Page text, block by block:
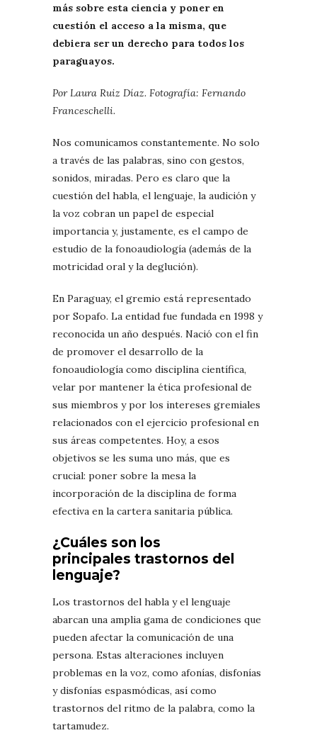
más sobre esta ciencia y poner en
cuestión el acceso a la misma, que
debiera ser un derecho para todos los
paraguayos.
Por Laura Ruiz Díaz. Fotografía: Fernando
Franceschelli.
Nos comunicamos constantemente. No solo
a través de las palabras, sino con gestos,
sonidos, miradas. Pero es claro que la
cuestión del habla, el lenguaje, la audición y
la voz cobran un papel de especial
importancia y, justamente, es el campo de
estudio de la fonoaudiología (además de la
motricidad oral y la deglución).
En Paraguay, el gremio está representado
por Sopafo. La entidad fue fundada en 1998 y
reconocida un año después. Nació con el fin
de promover el desarrollo de la
fonoaudiología como disciplina científica,
velar por mantener la ética profesional de
sus miembros y por los intereses gremiales
relacionados con el ejercicio profesional en
sus áreas competentes. Hoy, a esos
objetivos se les suma uno más, que es
crucial: poner sobre la mesa la
incorporación de la disciplina de forma
efectiva en la cartera sanitaria pública.
¿Cuáles son los
principales trastornos del
lenguaje?
Los trastornos del habla y el lenguaje
abarcan una amplia gama de condiciones que
pueden afectar la comunicación de una
persona. Estas alteraciones incluyen
problemas en la voz, como afonías, disfonías
y disfonías espasmódicas, así como
trastornos del ritmo de la palabra, como la
tartamudez.